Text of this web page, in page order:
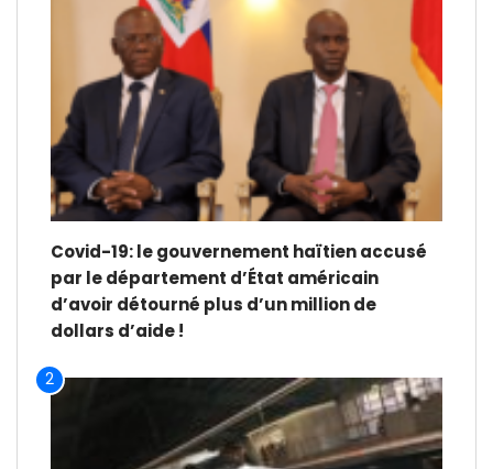
Covid-19: le gouvernement haïtien accusé
par le département d’État américain
d’avoir détourné plus d’un million de
dollars d’aide !
2